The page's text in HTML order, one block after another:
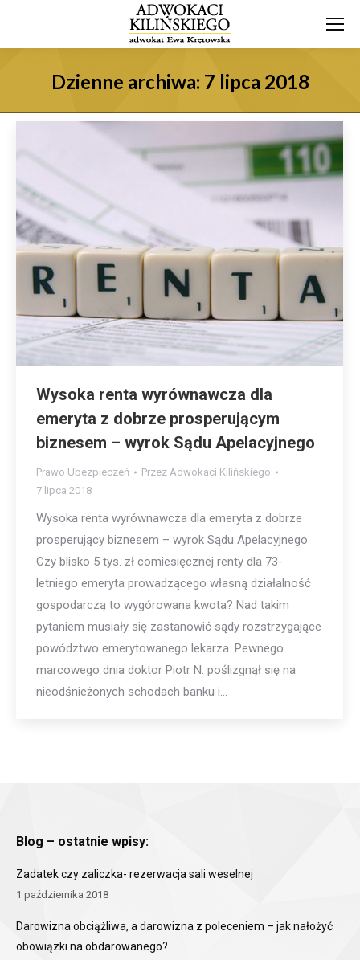
Dzienne archiwa: 7 lipca 2018
Wysoka renta wyrównawcza dla
emeryta z dobrze prosperującym
biznesem – wyrok Sądu Apelacyjnego
Prawo Ubezpieczeń Przez Adwokaci Kilińskiego
7 lipca 2018
Wysoka renta wyrównawcza dla emeryta z dobrze
prosperujący biznesem – wyrok Sądu Apelacyjnego
Czy blisko 5 tys. zł comiesięcznej renty dla 73-
letniego emeryta prowadzącego własną działalność
gospodarczą to wygórowana kwota? Nad takim
pytaniem musiały się zastanowić sądy rozstrzygające
powództwo emerytowanego lekarza. Pewnego
marcowego dnia doktor Piotr N. poślizgnął się na
nieodśnieżonych schodach banku i…
Blog – ostatnie wpisy:
Zadatek czy zaliczka- rezerwacja sali weselnej
1 października 2018
Darowizna obciążliwa, a darowizna z poleceniem – jak nałożyć
obowiązki na obdarowanego?